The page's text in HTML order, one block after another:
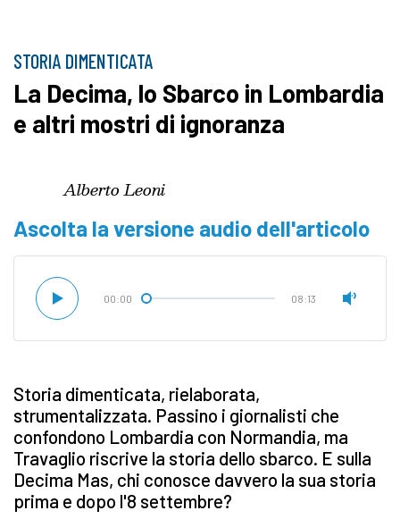
STORIA DIMENTICATA
La Decima, lo Sbarco in Lombardia
e altri mostri di ignoranza
Alberto Leoni
Ascolta la versione audio dell'articolo
00:00 08:13
Storia dimenticata, rielaborata,
strumentalizzata. Passino i giornalisti che
confondono Lombardia con Normandia, ma
Travaglio riscrive la storia dello sbarco. E sulla
Decima Mas, chi conosce davvero la sua storia
prima e dopo l'8 settembre?